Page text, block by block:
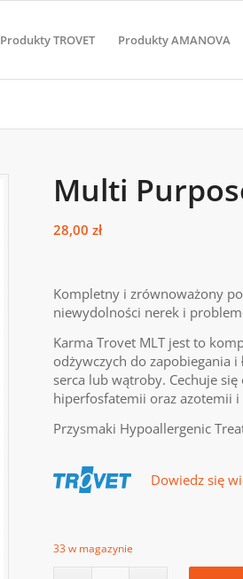
Produkty TROVET Produkty AMANOVA
Multi
28,00zł
Kompletny i zrównoważony
niewydolności nerek i
Karma Trovet MLT jest to
odżywczych do zapobiegania
serca lub wątroby. Cechuje
hiperfosfatemii oraz azotemii
Przysmaki Hypoallergenic
Dowiedz się
33 w magazynie